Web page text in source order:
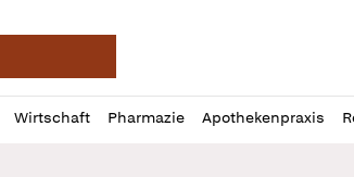
Wirtschaft Pharmazie Apothekenpraxis